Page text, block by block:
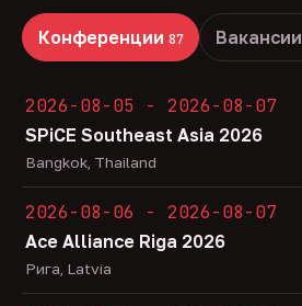
Конференции 87 Вакансии
2026-08-05 - 2026-08-07
SPiCE Southeast Asia 2026
Bangkok, Thailand
2026-08-06 - 2026-08-07
Ace Alliance Riga 2026
Рига, Latvia